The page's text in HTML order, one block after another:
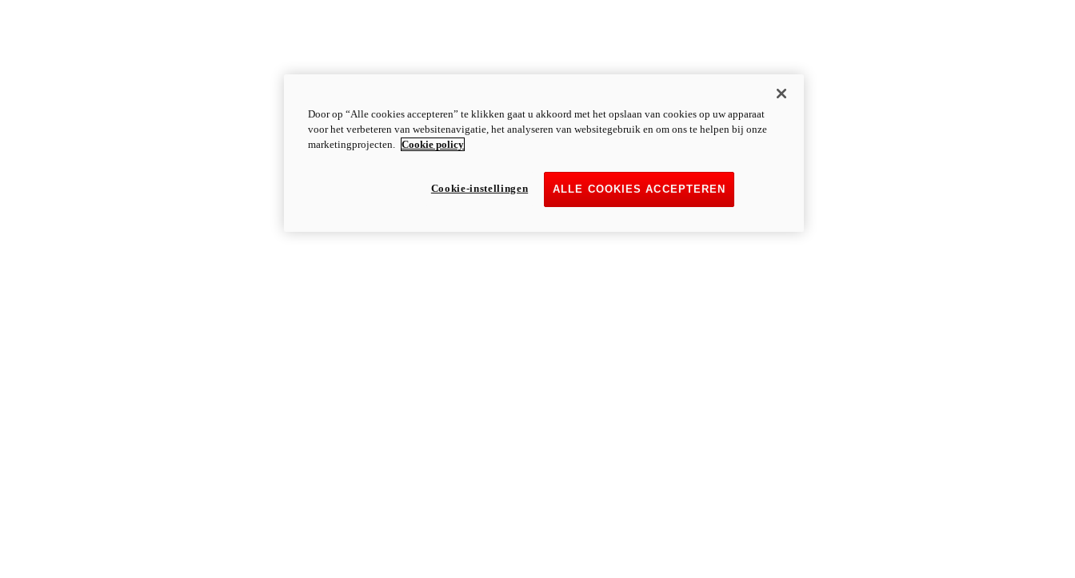
Door op “Alle cookies accepteren” te klikken gaat u akkoord met het opslaan van cookies op uw apparaat
voor het verbeteren van websitenavigatie, het analyseren van websitegebruik en om ons te helpen bij onze
marketingprojecten. Cookie policy
ALLE COOKIES ACCEPTEREN
Cookie-instellingen